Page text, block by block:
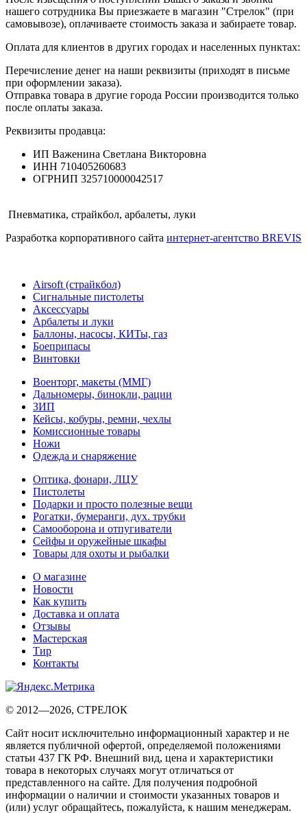
нашего сотрудника Вы приезжаете в магазин "Стрелок" (при
самовывозе), оплачиваете стоимость заказа и забираете товар.
Оплата для клиентов в других городах и населенных пунктах:
Перечисление денег на наши реквизиты (приходят в письме
при оформлении заказа).
Отправка товара в другие города России производится только
после оплаты заказа.
Реквизиты продавца:
ИП Важенина Светлана Викторовна
ИНН 710405260683
ОГРНИП 325710000042517
Пневматика, страйкбол, арбалеты, луки
Разработка корпоративного сайта интернет-агентство BREVIS
Airsoft (страйкбол)
Cигнальные пистолеты
Аксессуары
Арбалеты и луки
Баллоны, насосы, КИТы, газ
Боеприпасы
Винтовки
Военторг, макеты (ММГ)
Дальномеры, бинокли, рации
ЗИП
Кейсы, кобуры, ремни, чехлы
Комиссионные товары
Ножи
Одежда и снаряжение
Оптика, фонари, ЛЦУ
Пистолеты
Подарки и просто полезные вещи
Рогатки, бумеранги, дух. трубки
Самооборона и отпугиватели
Сейфы и оружейные шкафы
Товары для охоты и рыбалки
О магазине
Новости
Как купить
Доставка и оплата
Отзывы
Мастерская
Тир
Контакты
© 2012—2026, СТРЕЛОК
Сайт носит исключительно информационный характер и не
является публичной офертой, определяемой положениями
статьи 437 ГК РФ. Внешний вид, цена и характеристики
товара в некоторых случаях могут отличаться от
представленного на сайте. Для получения подробной
информации о наличии и стоимости указанных товаров и
(или) услуг обращайтесь, пожалуйста, к нашим менеджерам.